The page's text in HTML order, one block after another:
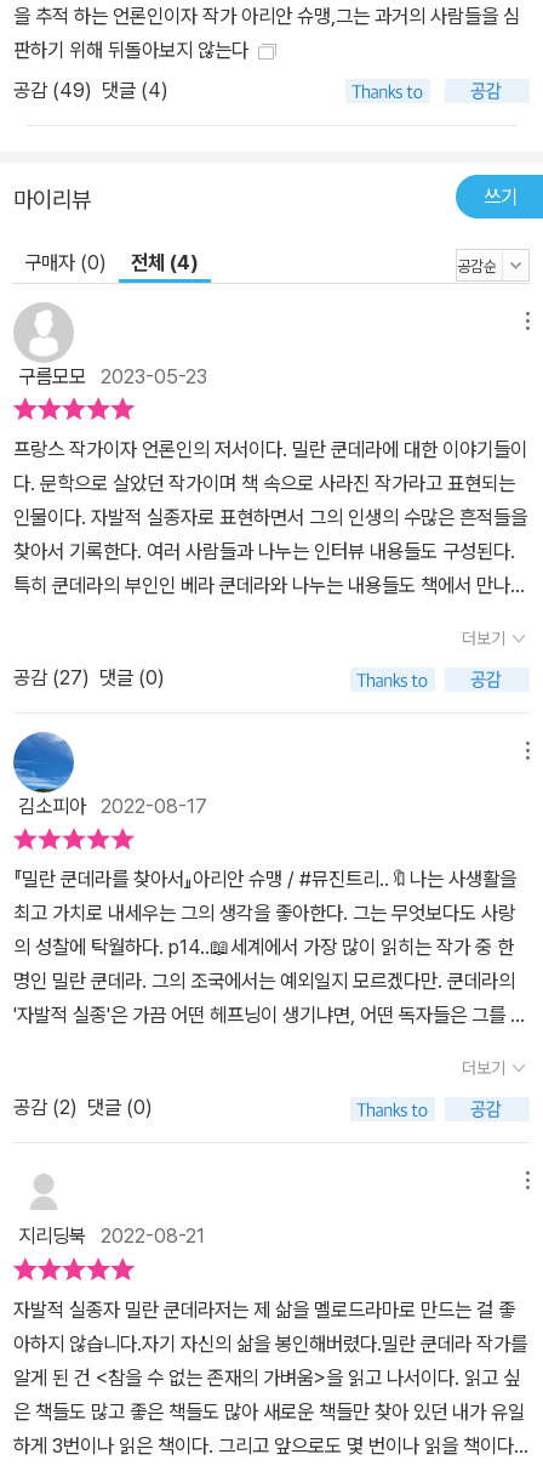
을 다시 느끼게 된다. 프랑스어로 소설을 쓰는 체코슬로바키아 출신
의 가벼움’이라는, 그 시대의 유행어가 되었던 제목의 소설을 통해서
관점으로 포장한 언론을 통해서였을 수도 있겠다. 어떤 채널을 통해
밀란 쿤데라라는 작가를 알게 되었든, 우리가 읽게 된 그의 초기 작품
한 사건을 계기로 자신의 작품의 ‘번역’에 완곡한 물음표를 달게 된다.
프랑스어로 번역된 자신의 소설이 “번역된” 게 아니라 “개작”되었다
고 단언한 쿤데라는 그때부터 프랑스어 번역본 모두를 프랑스어로 다
시 옮기는 기나긴 작업을 시작했다. 1990년대에는 글을 쓰는 것보다
번역에 더 많은 시간을 보낼 정도였고, 급기야는 프랑스어로 쓴 소설
을 발표한다. 쿤데라는 프랑스어로 작품을 쓰면 적어도 더는 번역자
들과 씨름할 일이 없어져서 좋다고 생각했지만, 이전까지 호평 일색
이던 비평계의 기류가 바뀌기 시작한다. 그가 체코어로 쓸 때는 그에
게 갑옷과 투구를 입혀 준 프랑스 전위 문학계가 그에게 가시 돋친 말
들을 던지기 시작한 것이다. 그의 작품이 그동안 번역으로 덕을 본 거
그들이 번역을 통해 접한 ‘화려’하고 ‘바로크적’인 그의 문체가 갑자기
너무 ‘간결’하고 ‘투명’해진 탓이었을까. 체코슬로바키아에서 탈출하
여 파리에 안착한 쿤데라의 작품이 이제 프랑스보다 다른 곳에서 더
먼저 출간되기도 한다. 오직 문학을 통해서만 이야기하는 작가 사람
들은 종종 체코의 대통령이 된 시인 바츨라프 하벨과 쿤데라를 비교
하지만, 쿤데라는 자신의 문학이 이데올로기로 포장되거나 정치적 메
시지로 이용되는 것을 원치 않았다. 지인들의 도움을 받아 1980년
프랑스 사회과학 고등연구원에서 소설에 관한 세미나를 시작한 것도,
강의가 천직일 만큼 잘하지 않음에도 강의에 열중한 것도 오로지 문
학을, 그의 문학을 얘기할 수 있어서였다. 십여 년 넘게 진행된 세미나
에서 그는 자신이 선별한 문학 위인들에 관해서만 이야기한다. 처음
2년간 카프카 얘기로 시작해서, 그다음부터는 순서 없이, 2년 정도 헤
지했고 지금도 추억될 만큼 많은 전설을 낳은 모양이다. 쿤데라만의
“학생들은 그 첫 강의 때 그의 손이 유럽의 지도를 그린 사실을 기억
하고 있다. 그가 그린 경이로운 삼각형, 즉 부다페스트・비엔나・프
라하를 넣은 그 지도는 중앙 유럽의 문학이라는 미지의 땅을 발견하
은 나라에서 와 ‘유명해진’ 작가로서 자신의 문학을 스스로 지키고자
한다. 그 과정에 많은 오해와 억측과 비판적 평가가 따랐지만, 그는 자
신의 작품에 관한 한 자신이 직접 확인하고 엄선한 작품만 세상에서
통용되어야 한다는 신조를 굽히지 않았다. 작가의 의도와 상관없이
작품에 그들의 사상을 입히고, 작가의 글을 멋대로 짜깁기하고 마음
을 추적 하는 언론인이자 작가 아리안 슈맹,그는 과거의 사람들을 심
판하기 위해 뒤돌아보지 않는다
공감 (49) 댓글 (4)
마이리뷰 쓰기
구매자 (0) 전체 (4)
구름모모 2023-05-23
프랑스 작가이자 언론인의 저서이다. 밀란 쿤데라에 대한 이야기들이
다. 문학으로 살았던 작가이며 책 속으로 사라진 작가라고 표현되는
인물이다. 자발적 실종자로 표현하면서 그의 인생의 수많은 흔적들을
찾아서 기록한다. 여러 사람들과 나누는 인터뷰 내용들도 구성된다.
특히 쿤데라의 부인인 베라 쿤데라와 나누는 내용들도 책에서 만나볼
다. 옛 체코슬로바키아 비밀경찰국의 쿤데라 파일 내용도 책에서 언
급된다. 도청을 당하고 만나는 사람들이 비밀경찰과 같은 사람들이라
면 어떤 마음일지 짐작하게 된다. 프랑스에서 생활하면서 부부가 보
이는 모습들에는 충분한 이유가 두드러진다. 말할 때의 그만의 특징
과 작가가 선택한 수많은 것들의 이유들을 무수히 짐작하면서 읽게
한다. ​​아니 에르노 소설에서도 사상의 충돌은 자주 언급된다. 유럽 사
회에서의 혼돈의 시간들은 밀란 쿤데라의 출생과 성장 시기와 활동
시기와 깊게 맞물려 있는 시대이기도 하다. 밀란 쿤데라 부부가 보여
주는 선택들과 대화들을 통해서 이들 부부가 가지고 있는 내밀한 것
들을 총체적으로 그려보지 않을 수가 없다. 작곡을 가르쳐준 스승의
삶에 대한 이야기와 홍보 영상에서 연주하는 스승의 앙상한 모습과
죽음 소식은 시대적 혼돈 속에서 얼마나 충돌하는 시간들이었을지 짐
작하게 된다. 작품들을 하나둘씩 읽었을 때는 밀란 쿤데라의 이러한
상황들을 전혀 알지 못했다. 하지만 이 책을 통해서 작가의 인생 이야
작품인 <향수>, <정체성>, <무의미의 축제>, <배신당한 유언들>,
<삶은 다른 곳에>, <불멸>, <몽유병자들>, <용감한 병사 슈베이크
>, <소설의 기술>, < 특성 없는 남자>, <커튼> 등이 책에서 언급된
다. ​​작가의 아버지에 대한 이야기와 작가의 작곡 선생님에 대한 이야
기도 놓치지 않게 한다. 노벨상 위원회도 그를 잊었고, 프랑스도 그를
잔뜩 추켜세웠다가 등져 버렸습니다라고 언급하는 저자의 이유들도
책에서 만나게 된다. 작가의 아내가 추를 흔들었던 이유와 <정체성>
작품에 혹평이 있었던 이유도 책에서 언급된다. 프랑스어로 작품을
더보기
공감 (27) 댓글 (0)
김소피아2022-08-17
『밀란 쿤데라를 찾아서』아리안 슈맹 / #뮤진트리..🔖나는 사생활을
최고 가치로 내세우는 그의 생각을 좋아한다. 그는 무엇보다도 사랑
의 성찰에 탁월하다. p14..📖세계에서 가장 많이 읽히는 작가 중 한
명인 밀란 쿤데라. 그의 조국에서는 예외일지 모르겠다만. 쿤데라의
'자발적 실종'은 가끔 어떤 헤프닝이 생기냐면, 어떤 독자들은 그를 고
책이 끌리는 건 당연지사. 도대체 그는 왜 '자발적 실종'을 자처하고
모습을 감춘건지 궁금하지 않을 수 없다. 다만 내가 이 책에게 크게 착
각한 한가지 사실은 현재시점의 밀란 쿤데라를 볼 수 있다는 기대감
이었다. 그러니까 그의 거처, 작품활동을 계속 하고 있는지, 90대의
쿤데라가 아닌 그의 삶 전반을, 과거의 쿤데라를 되짚으면서 현재를
조망하겠끔 독자를 이끈다. 이 부분이 굉장히 흥미로울 수밖에 없었
는데 첫번째는 나는 정말 쿤데라에 대해 아는 게 1도 없었구나, 라는
한탄(?)과 그는 역사의 소용돌이 속에서 굳건히 자신을 지켰구나, 라
는 감탄을 동시에 일으켰기 때문이다.밀란 쿤데라는 1929년 체코슬
로바키아에서 태어났다. 작곡가 레오니 야나체크의 제자였다는 사실
과 가브리엘 가르시아 마르케스, 필립 로스, 프랜시스 베이컨같은 예
더보기
공감 (2) 댓글 (0)
지리딩북 2022-08-21
자발적 실종자 밀란 쿤데라​​​저는 제 삶을 멜로드라마로 만드는 걸 좋
아하지 않습니다.자기 자신의 삶을 봉인해버렸다.​밀란 쿤데라 작가를
알게 된 건 <참을 수 없는 존재의 가벼움>을 읽고 나서이다. 읽고 싶
은 책들도 많고 좋은 책들도 많아 새로운 책들만 찾아 있던 내가 유일
하게 3번이나 읽은 책이다. 그리고 앞으로도 몇 번이나 읽을 책이다.